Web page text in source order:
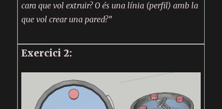
cara que vol extruir? O és una línia (perfil) amb la
que vol crear una pared?”
Exercici 2: